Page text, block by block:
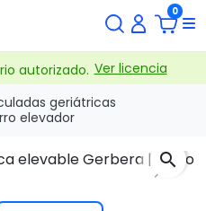
0
autorizado. Ver licencia
geriátricas
elevador
Next
search